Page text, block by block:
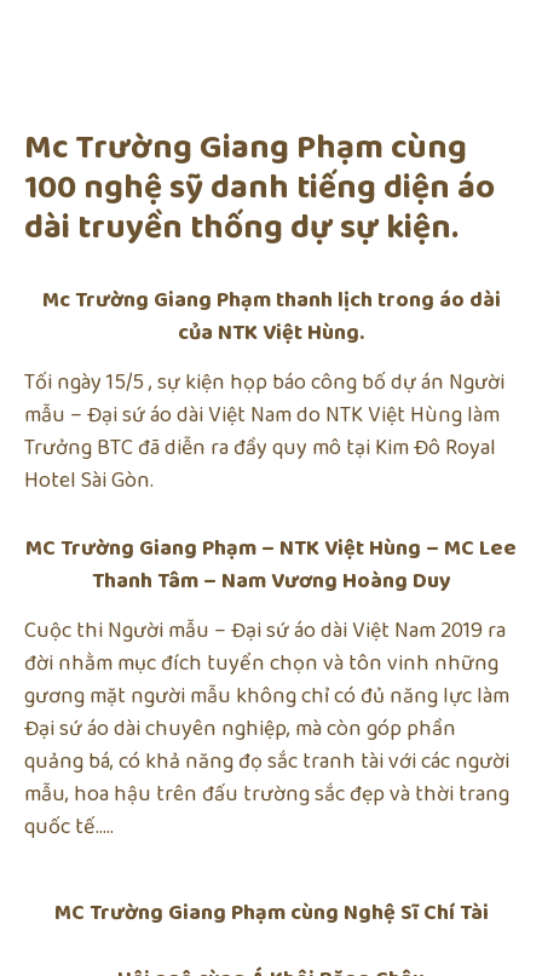
Mc Trường Giang Phạm cùng
100 nghệ sỹ danh tiếng diện áo
dài truyền thống dự sự kiện.
Mc Trường Giang Phạm thanh lịch trong áo dài
của NTK Việt Hùng.
Tối ngày 15/5 , sự kiện họp báo công bố dự án Người
mẫu – Đại sứ áo dài Việt Nam do NTK Việt Hùng làm
Trưởng BTC đã diễn ra đầy quy mô tại Kim Đô Royal
Hotel Sài Gòn.
MC Trường Giang Phạm – NTK Việt Hùng – MC Lee
Thanh Tâm – Nam Vương Hoàng Duy
Cuộc thi Người mẫu – Đại sứ áo dài Việt Nam 2019 ra
đời nhằm mục đích tuyển chọn và tôn vinh những
gương mặt người mẫu không chỉ có đủ năng lực làm
Đại sứ áo dài chuyên nghiệp, mà còn góp phần
quảng bá, có khả năng đọ sắc tranh tài với các người
mẫu, hoa hậu trên đấu trường sắc đẹp và thời trang
quốc tế…..
MC Trường Giang Phạm cùng Nghệ Sĩ Chí Tài